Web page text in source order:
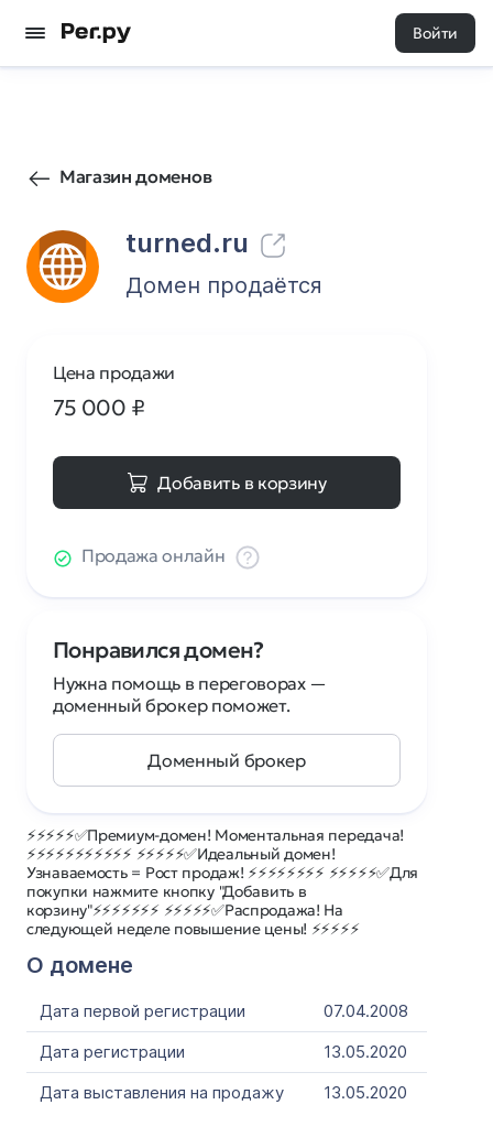
Войти
Магазин доменов
turned.ru
120 0
Домен продаётся
⚡⚡⚡⚡⚡✅Премиум-домен! Моментальная передача!
⚡⚡⚡⚡⚡⚡⚡⚡⚡⚡⚡ ⚡⚡⚡⚡⚡✅Идеальный домен!
Узнаваемость = Рост продаж! ⚡⚡⚡⚡⚡⚡⚡⚡ ⚡⚡⚡⚡⚡✅Для
покупки нажмите кнопку "Добавить в
корзину"⚡⚡⚡⚡⚡⚡⚡ ⚡⚡⚡⚡⚡✅Распродажа! На
следующей неделе повышение цены! ⚡⚡⚡⚡⚡
О домене
Дата первой регистрации
07.04.2008
Дата регистрации
13.05.2020
Дата выставления на продажу
13.05.2020
Цена продажи
75 000 ₽
Добавить в корзину
Продажа онлайн
Понравился домен?
Нужна помощь в переговорах —
доменный брокер поможет.
Доменный брокер